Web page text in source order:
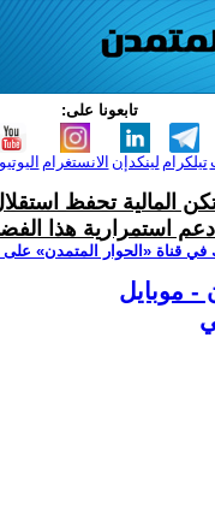
تابعونا على:
الانستغرام لينكدإن تيلكرام
المالية تحفظ
استمرارية هذا
قناة ‫«الحوار المتمدن» على
- موبايل